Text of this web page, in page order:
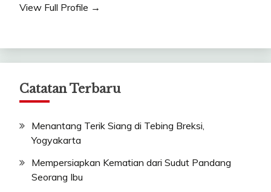
View Full Profile →
Catatan Terbaru
Menantang Terik Siang di Tebing Breksi,
Yogyakarta
Mempersiapkan Kematian dari Sudut Pandang
Seorang Ibu